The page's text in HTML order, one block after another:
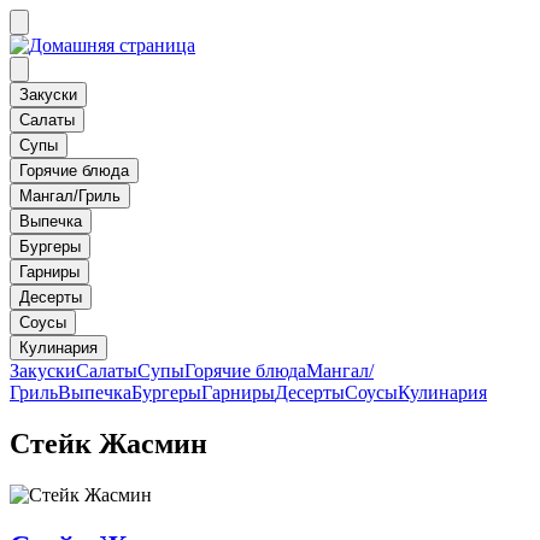
Закуски
Салаты
Супы
Горячие блюда
Мангал/Гриль
Выпечка
Бургеры
Гарниры
Десерты
Соусы
Кулинария
ЗакускиСалатыСупыГорячие блюдаМангал/
ГрильВыпечкаБургерыГарнирыДесертыСоусыКулинария
Стейк Жасмин